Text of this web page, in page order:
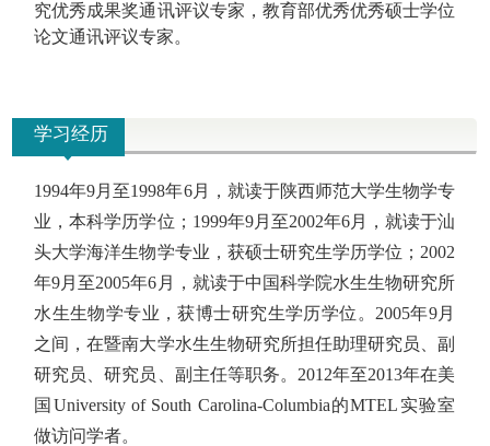
究优秀成果奖通讯评议专家 ， 教育部优秀优秀硕士学位
论文通讯评议专家。
学习经历
1994年9月至1998年6月，就读于陕西师范大学生物学专
业，本科学历学位； 1999年9月至2002年6月，就读于汕
头大学海洋生物学专业，获硕士研究生学历学位； 2002
年9月至2005年6 月，就读于中国科学院水生生物研究所
水生生物学专业，获博士研究生学历学位。 2005年9月
之间，在暨南大学水生生物研究所担任助理研究员、副
研究员、研究员、副主任等职务。 2012年至2013年在美
国 University of South Carolina-Columbia的MTEL 实验室
做访问学者。